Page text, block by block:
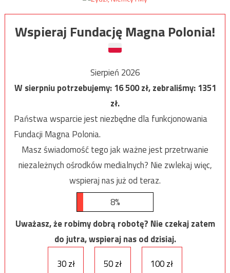
Wspieraj Fundację Magna Polonia!
Sierpień 2026
W sierpniu potrzebujemy:16 500zł, zebraliśmy:1351
zł.
Państwa wsparcie jest niezbędne dla funkcjonowania
Fundacji Magna Polonia.
Masz świadomość tego jak ważne jest przetrwanie
niezależnych ośrodków medialnych? Nie zwlekaj więc,
wspieraj nas już od teraz.
8%
Uważasz, że robimy dobrą robotę? Nie czekaj zatem
do jutra, wspieraj nas od dzisiaj.
30 zł
50 zł 100 zł